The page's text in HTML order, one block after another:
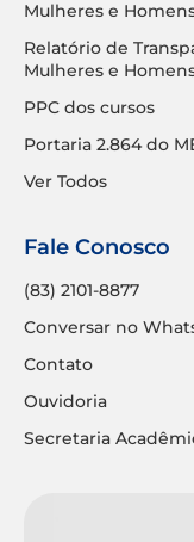
Mulheres e
Relatório de
Mulheres e
PPC dos cursos
Portaria 2.864 do
Ver Todos
Fale Conosco
(83) 2101-8877
Conversar no
Contato
Ouvidoria
Secretaria